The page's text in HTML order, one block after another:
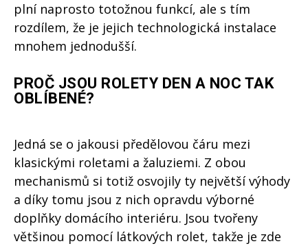
plní naprosto totožnou funkcí, ale s tím
rozdílem, že je jejich technologická instalace
mnohem jednodušší.
PROČ JSOU ROLETY DEN A NOC TAK
OBLÍBENÉ?
Jedná se o jakousi předělovou čáru mezi
klasickými roletami a žaluziemi. Z obou
mechanismů si totiž osvojily ty největší výhody
a díky tomu jsou z nich opravdu výborné
doplňky domácího interiéru. Jsou tvořeny
většinou pomocí látkových rolet, takže je zde